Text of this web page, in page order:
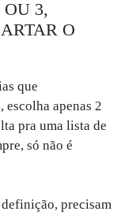
OU 3,
O
que
apenas 2
pra uma lista de
só não é
precisam